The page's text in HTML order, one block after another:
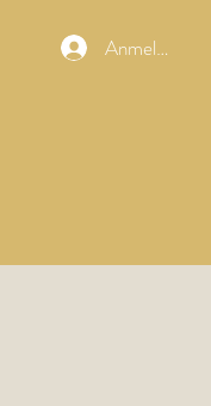
Anmelden